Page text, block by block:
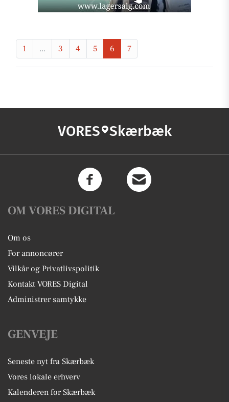
1 ... 3 4 5 6 7
VORES Skærbæk
OM VORES DIGITAL
Om os
For annoncører
Vilkår og Privatlivspolitik
Kontakt VORES Digital
Administrer samtykke
GENVEJE
Seneste nyt fra Skærbæk
Vores lokale erhverv
Kalenderen for Skærbæk